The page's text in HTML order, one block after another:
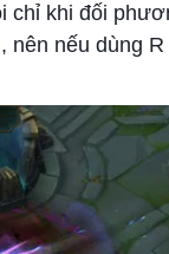
chỉ khi đối
nên nếu dùng